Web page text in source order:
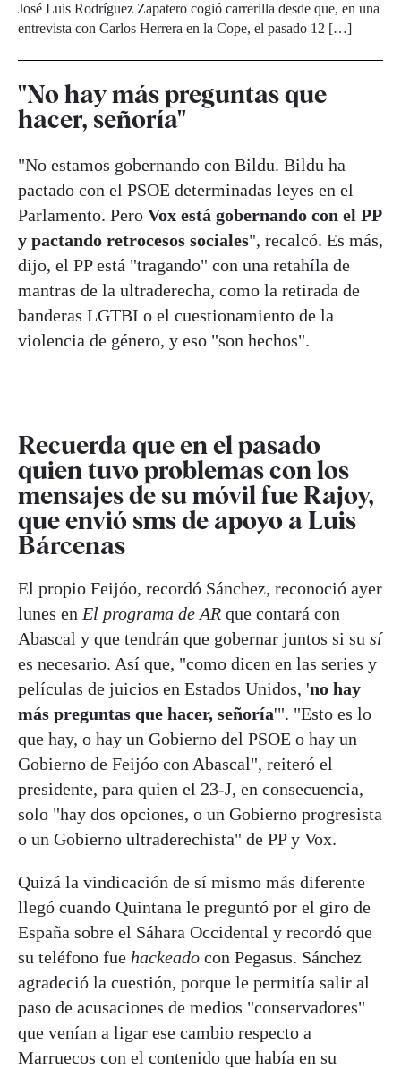
José Luis Rodríguez Zapatero cogió carrerilla desde que, en una
entrevista con Carlos Herrera en la Cope, el pasado 12 […]
"No hay más preguntas que
hacer, señoría"
"No estamos gobernando con Bildu. Bildu ha
pactado con el PSOE determinadas leyes en el
Parlamento. Pero Vox está gobernando con el PP
y pactando retrocesos sociales", recalcó. Es más,
dijo, el PP está "tragando" con una retahíla de
mantras de la ultraderecha, como la retirada de
banderas LGTBI o el cuestionamiento de la
violencia de género, y eso "son hechos".
Recuerda que en el pasado
quien tuvo problemas con los
mensajes de su móvil fue Rajoy,
que envió sms de apoyo a Luis
Bárcenas
El propio Feijóo, recordó Sánchez, reconoció ayer
lunes en El programa de AR que contará con
Abascal y que tendrán que gobernar juntos si su sí
es necesario. Así que, "como dicen en las series y
películas de juicios en Estados Unidos, 'no hay
más preguntas que hacer, señoría'". "Esto es lo
que hay, o hay un Gobierno del PSOE o hay un
Gobierno de Feijóo con Abascal", reiteró el
presidente, para quien el 23-J, en consecuencia,
solo "hay dos opciones, o un Gobierno progresista
o un Gobierno ultraderechista" de PP y Vox.
Quizá la vindicación de sí mismo más diferente
llegó cuando Quintana le preguntó por el giro de
España sobre el Sáhara Occidental y recordó que
su teléfono fue hackeado con Pegasus. Sánchez
agradeció la cuestión, porque le permitía salir al
paso de acusaciones de medios "conservadores"
que venían a ligar ese cambio respecto a
Marruecos con el contenido que había en su